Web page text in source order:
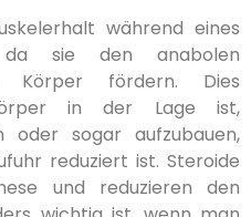
während eines
da sie den anabolen
Körper fördern. Dies
in der Lage ist,
oder sogar aufzubauen,
reduziert ist. Steroide
und reduzieren den